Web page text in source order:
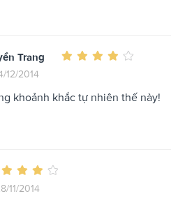
Trang
12/2014
khoảnh khắc tự nhiên thế này!
11/2014